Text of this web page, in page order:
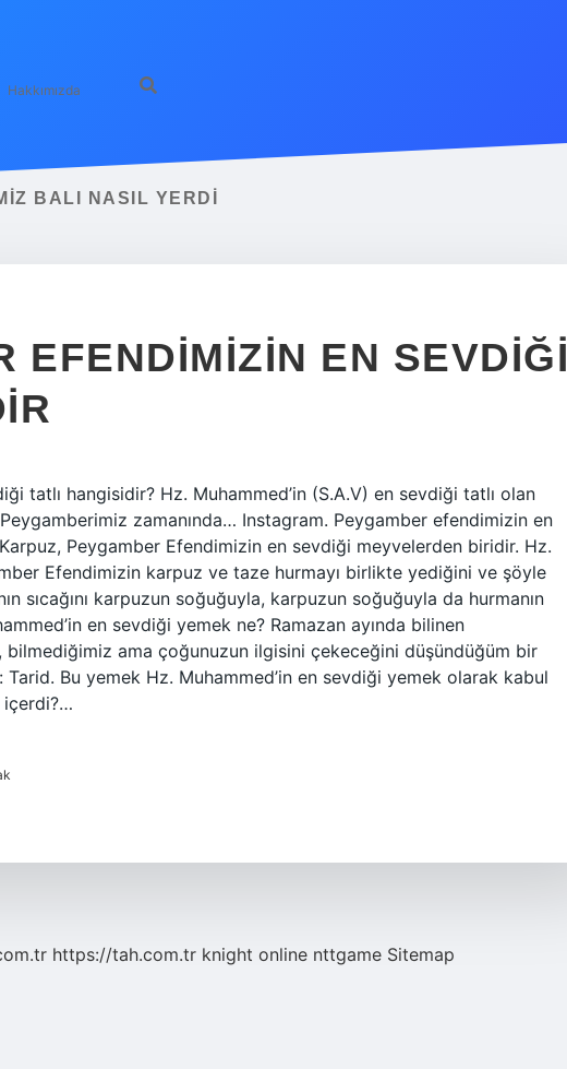
Hakkımızda
BALI NASIL YERDI
EFENDIMIZIN EN SEVDIĞI
tatlı hangisidir? Hz. Muhammed’in (S.A.V) en sevdiği tatlı olan
zamanında… Instagram. Peygamber efendimizin en
Peygamber Efendimizin en sevdiği meyvelerden biridir. Hz.
Efendimizin karpuz ve taze hurmayı birlikte yediğini ve şöyle
sıcağını karpuzun soğuğuyla, karpuzun soğuğuyla da hurmanın
en sevdiği yemek ne? Ramazan ayında bilinen
ama çoğunuzun ilgisini çekeceğini düşündüğüm bir
Bu yemek Hz. Muhammed’in en sevdiği yemek olarak kabul
içerdi?…
https://tah.com.tr knight online nttgame Sitemap